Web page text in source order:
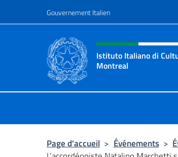
Gouvernement Italien
Site Web, social et
Istituto Italiano di
Montreal
Page d'accueil > Événements >